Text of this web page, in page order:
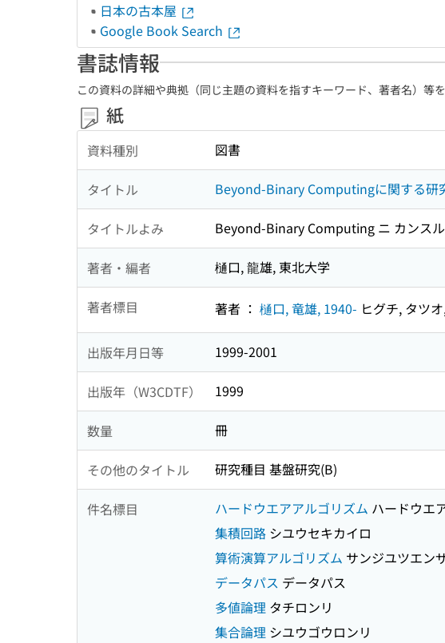
日本の古本屋
Google Book Search
書誌情報
この資料の詳細や典拠（同じ主題の資料を指すキーワード、著者名）等を
紙
資料種別 図書
タイトル Beyond-Binary Computingに関する研
タイトルよみ Beyond-Binary Computing ニ カンス
著者・編者 樋口, 龍雄, 東北大学
著者標目 著者 ： 樋口, 竜雄, 1940- ヒグチ, タツ
出版年月日等 1999-2001
出版年（W3CDTF） 1999
数量 冊
その他のタイトル 研究種目 基盤研究(B)
件名標目 ハードウエアアルゴリズム ハードウエ
集積回路 シユウセキカイロ
算術演算アルゴリズム サンジユツエン
データパス データパス
多値論理 タチロンリ
集合論理 シユウゴウロンリ